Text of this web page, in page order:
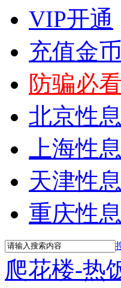
VIP开通
充值金币
防骗必看
北京性息
上海性息
天津性息
重庆性息
爬花楼-热